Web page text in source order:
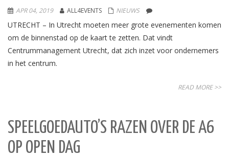
APR 04, 2019 ALL4EVENTS NIEUWS
UTRECHT – In Utrecht moeten meer grote evenementen komen
om de binnenstad op de kaart te zetten. Dat vindt
Centrummanagement Utrecht, dat zich inzet voor ondernemers
in het centrum.
READ MORE >>
SPEELGOEDAUTO’S RAZEN OVER DE A6
OP OPEN DAG